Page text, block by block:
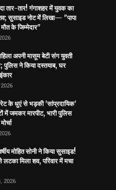
तार-तार! गंगाशहर में युवक का
सुसाइड नोट में लिखा— "पापा
के जिम्मेदार"
अपनी मासूम बेटी संग युवती
पुलिस ने किया दस्तयाब, घर
के धुएं से भड़की 'सांप्रदायिक'
में जमकर मारपीट, भारी पुलिस
मोहित सोनी ने किया सुसाइड!
मिला शव, परिवार में मचा
2026